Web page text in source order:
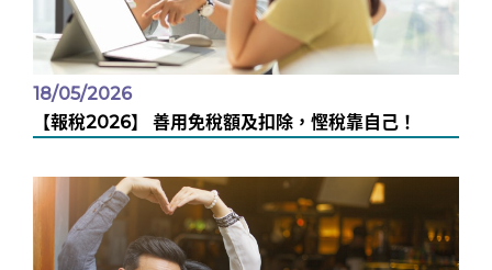
18/05/2026
【報稅2026】 善用免稅額及扣除，慳稅靠自己！